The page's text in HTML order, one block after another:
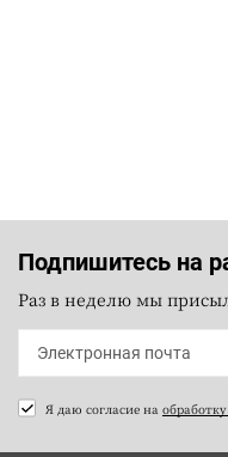
Подпишитесь на
Раз в неделю мы
Я даю согласие на